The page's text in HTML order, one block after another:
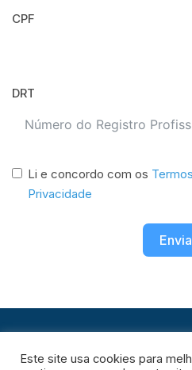
CPF
DRT
Li e concordo com os
Privacidade
Este site usa cookies para